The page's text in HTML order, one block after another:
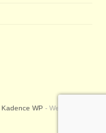
Kadence WP - Website